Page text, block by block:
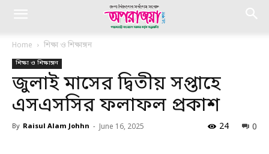
Home শিক্ষা ও শিক্ষাঙ্গন
শিক্ষা ও শিক্ষাঙ্গন
জুলাই মাসের দ্বিতীয় সপ্তাহে
এসএসসির ফলাফল প্রকাশ
By Raisul Alam Johhn - June 16, 2025 0
24